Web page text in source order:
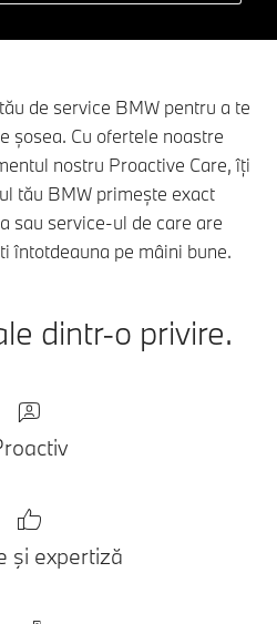
de service BMW pentru a te
șosea. Cu ofertele noastre
nostru Proactive Care, îți
tău BMW primește exact
sau service-ul de care are
întotdeauna pe mâini bune.
dintr-o privire.
şi expertiză